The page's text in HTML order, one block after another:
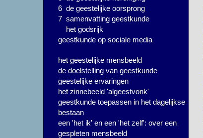
6 de geestelijke oorsprong
7 samenvatting geestkunde
het godsrijk
geestkunde op sociale media
het geestelijke mensbeeld
de doelstelling van geestkunde
geestelijke ervaringen
het zinnebeeld 'algeestvonk'
geestkunde toepassen in het dagelijkse
bestaan
een 'het ik' en een 'het zelf': over een
gespleten mensbeeld